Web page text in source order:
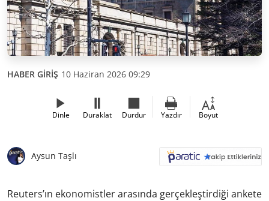
HABER GİRİŞ 10 Haziran 2026 09:29
Dinle Duraklat Durdur Yazdır Boyut
Aysun Taşlı
Reuters’ın ekonomistler arasında gerçekleştirdiği ankete